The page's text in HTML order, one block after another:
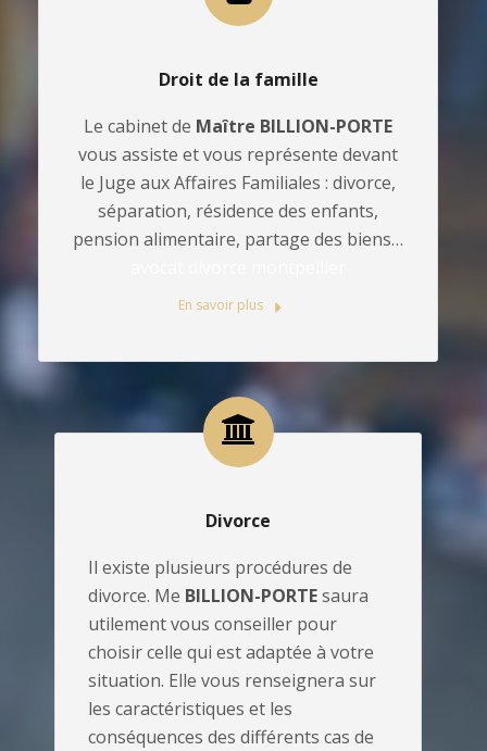
Droit de la famille
Le cabinet de Maître BILLION-PORTE
vous assiste et vous représente devant
le Juge aux Affaires Familiales : divorce,
séparation, résidence des enfants,
pension alimentaire, partage des biens…
En savoir plus
Divorce
Il existe plusieurs procédures de
divorce. Me BILLION-PORTEsaura
utilement vous conseiller pour
choisir celle qui est adaptée à votre
situation. Elle vous renseignera sur
les caractéristiques et les
conséquences des différents cas de